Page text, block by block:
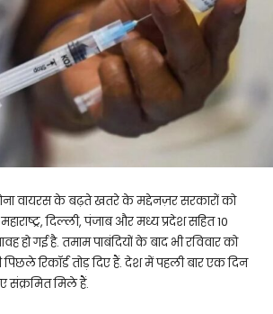
वायरस के बढ़ते खतरे के मद्देनज़र सरकारों को
दिल्ली, पंजाब और मध्य प्रदेश सहित 10
हो गई है. तमाम पाबंदियों के बाद भी रविवार को
रिकॉर्ड तोड़ दिए हैं. देश में पहली बार एक दिन
संक्रमित मिले हैं.